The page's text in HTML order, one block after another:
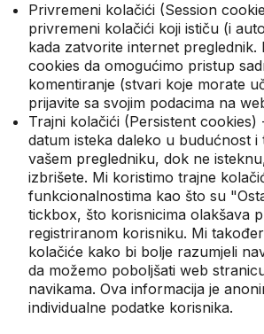
Privremeni kolačići (Session
privremeni kolačići koji ističu (i
kada zatvorite internet preglednik.
cookies da omogućimo pristup
komentiranje (stvari koje morate
prijavite sa svojim podacima na
Trajni kolačići (Persistent cookies)
datum isteka daleko u budućnost i
vašem pregledniku, dok ne
izbrišete. Mi koristimo trajne
funkcionalnostima kao što su
tickbox, što korisnicima olakšava
registriranom korisniku. Mi
kolačiće kako bi bolje razumjeli
da možemo poboljšati web
navikama. Ova informacija je
individualne podatke korisnika.